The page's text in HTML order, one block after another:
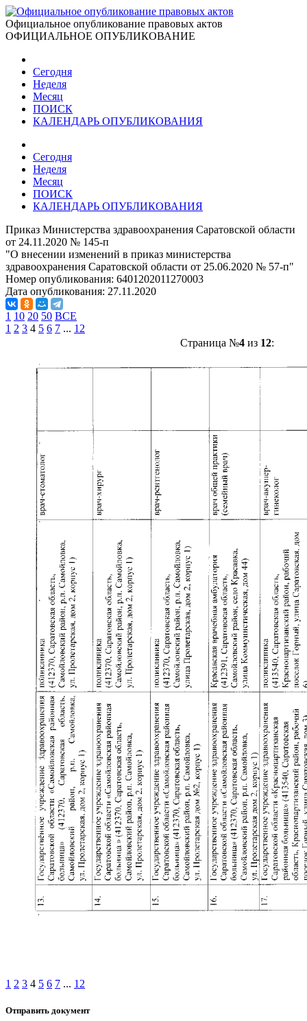
Официальное опубликование правовых актов
ОФИЦИАЛЬНОЕ ОПУБЛИКОВАНИЕ
Сегодня
Неделя
Месяц
ПОИСК
КАЛЕНДАРЬ ОПУБЛИКОВАНИЯ
Сегодня
Неделя
Месяц
ПОИСК
КАЛЕНДАРЬ ОПУБЛИКОВАНИЯ
Приказ Министерства здравоохранения Саратовской области
от 24.11.2020 № 145-п
"О внесении изменений в приказ министерства
здравоохранения Саратовской области от 25.06.2020 № 57-п"
Номер опубликования: 6401202011270003
Дата опубликования: 27.11.2020
1 10 20 50 ВСЕ
1 2 3 4 5 6 7 ... 12
Страница №4из 12:
1 2 3 4 5 6 7 ... 12
Отправить документ